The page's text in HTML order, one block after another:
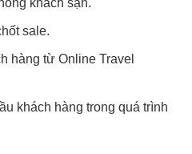
sale.
hàng từ Online Travel
khách hàng trong quá trình